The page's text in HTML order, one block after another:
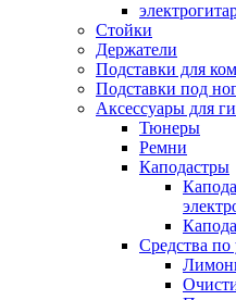
Стойки
Держатели
Подставки для
Подставки под
Аксессуары для
Тюнеры
Ремни
Каподастры
Средства по